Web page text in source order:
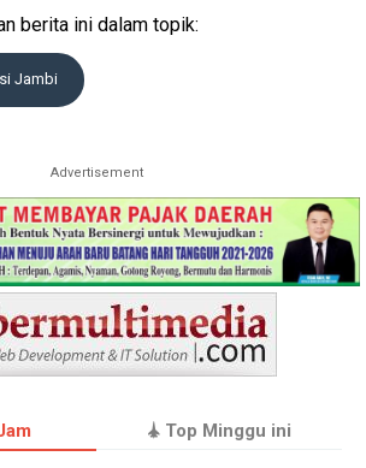
berita ini dalam topik:
Jambi
Advertisement
Top Minggu ini